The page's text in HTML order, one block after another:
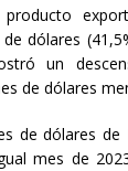
dólares
un
de dólares
de dólares de
mes de